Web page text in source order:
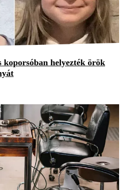
koporsóban helyezték örök